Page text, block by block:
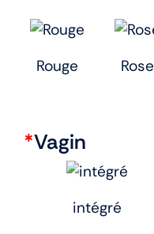
Rouge Rose
*Vagin
intégré